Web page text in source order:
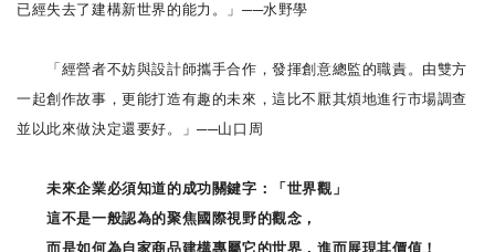
已經失去了建構新世界的能力。」──水野學
「經營者不妨與設計師攜手合作，發揮創意總監的職責。由雙方
一起創作故事，更能打造有趣的未來，這比不厭其煩地進行市場調查
並以此來做決定還要好。」──山口周
未來企業必須知道的成功關鍵字：「世界觀」
這不是一般認為的聚焦國際視野的觀念，
而是如何為自家商品建構專屬它的世界，進而展現其價值！